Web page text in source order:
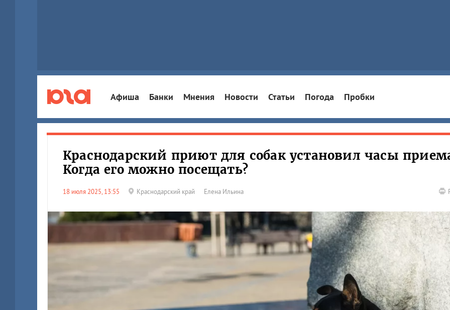
Афиша Банки Мнения Новости Статьи Погода Пробки
Краснодарский приют для собак установил часы
Когда его можно посещать?
18 июля 2025, 13:55 Краснодарский край Елена Ильина